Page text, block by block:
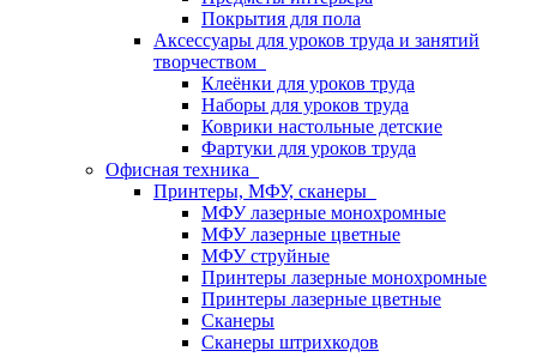
Покрытия для пола
Аксессуары для уроков труда и занятий
творчеством
Клеёнки для уроков труда
Наборы для уроков труда
Коврики настольные детские
Фартуки для уроков труда
Офисная техника
Принтеры, МФУ, сканеры
МФУ лазерные монохромные
МФУ лазерные цветные
МФУ струйные
Принтеры лазерные монохромные
Принтеры лазерные цветные
Сканеры
Сканеры штрихкодов